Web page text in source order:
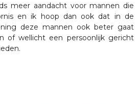
meer aandacht voor mannen die
en ik hoop dan ook dat in de
deze mannen ook beter gaat
of wellicht een persoonlijk gericht